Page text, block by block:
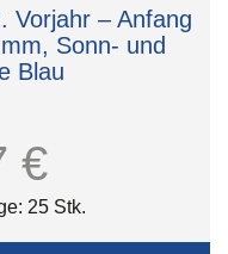
Vorjahr – Anfang
Sonn- und
Blau
€
25 Stk.